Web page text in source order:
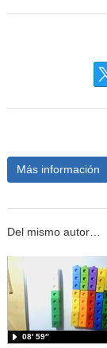
Más información
Del mismo autor…
08′ 59″